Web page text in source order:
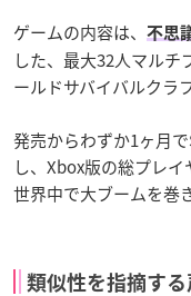
ゲームの内容は、 不思
した、最大32人マルチ
ールドサバイバルクラ
発売からわずか1ヶ月
し、Xbox版の総プレイ
世界中で大ブームを巻
類似性を指摘する